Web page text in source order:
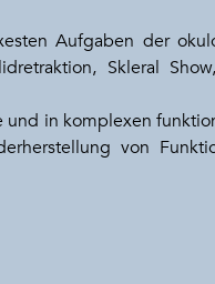
Aufgaben der
Skleral
in komplexen
von